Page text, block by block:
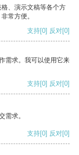
、演示文稿等各个方
常方便。
支持[0] 反对[0]
需求。我可以使用它来
支持[0] 反对[0]
需求。
支持[0] 反对[0]